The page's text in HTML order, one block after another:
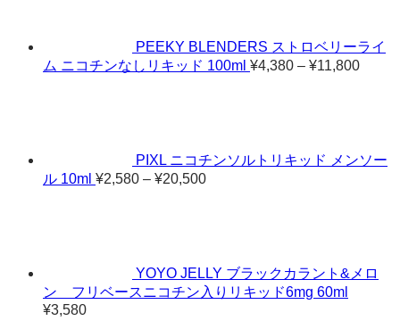
PEEKY BLENDERS ストロベリーライ
ム ニコチンなしリキッド 100ml ¥4,380 – ¥11,800価
PIXL ニコチンソルトリキッド メンソー
ル 10ml ¥2,580 – ¥20,500価
¥20,500
YOYO JELLY ブラックカラント&メロ
ン フリベースニコチン入りリキッド6mg 60ml
¥3,580